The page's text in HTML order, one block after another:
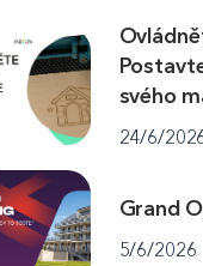
svého
24/6/
Grand
5/6/2026